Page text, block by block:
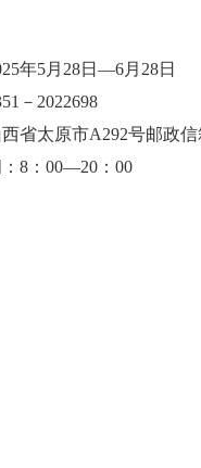
年5月28日—6月28日
－2022698
省太原市A292号邮政信
8：00—20：00